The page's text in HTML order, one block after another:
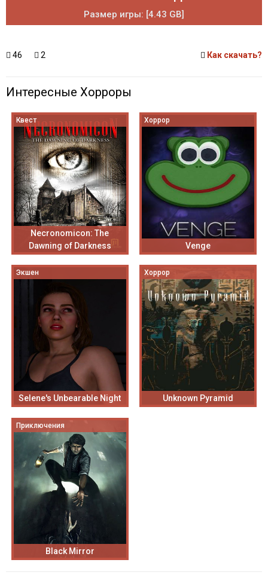
Размер игры: [4.43 GB]
46 2 Как скачать?
Интересные Хорроры
Квест
Necronomicon: The
Dawning of Darkness
Хоррор
Venge
Экшен
Selene's Unbearable Night
Хоррор
Unknown Pyramid
Приключения
Black Mirror